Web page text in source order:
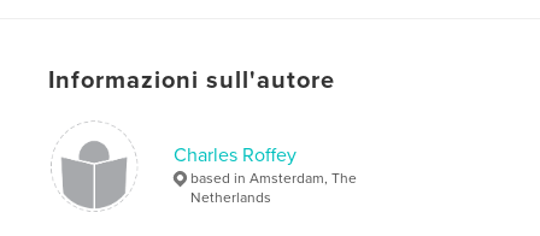
Informazioni sull'autore
Charles Roffey
based in Amsterdam, The
Netherlands